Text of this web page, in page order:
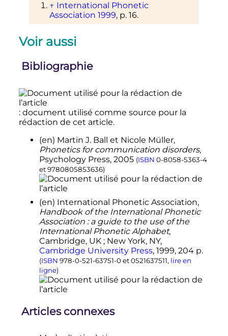
↑ International Phonetic
Association 1999, p. 16.
Voir aussi
Bibliographie
: document utilisé comme source pour la
rédaction de cet article.
(en) Martin J. Ball et Nicole Müller,
Phonetics for communication disorders,
Psychology Press, 2005 (ISBN 0-8058-5363-4
et9780805853636)
(en) International Phonetic Association,
Handbook of the International Phonetic
Association : a guide to the use of the
International Phonetic Alphabet,
Cambridge, UK ; New York, NY,
Cambridge University Press, 1999, 204 p.
(ISBN 978-0-521-63751-0et0521637511, lire en
ligne)
Articles connexes